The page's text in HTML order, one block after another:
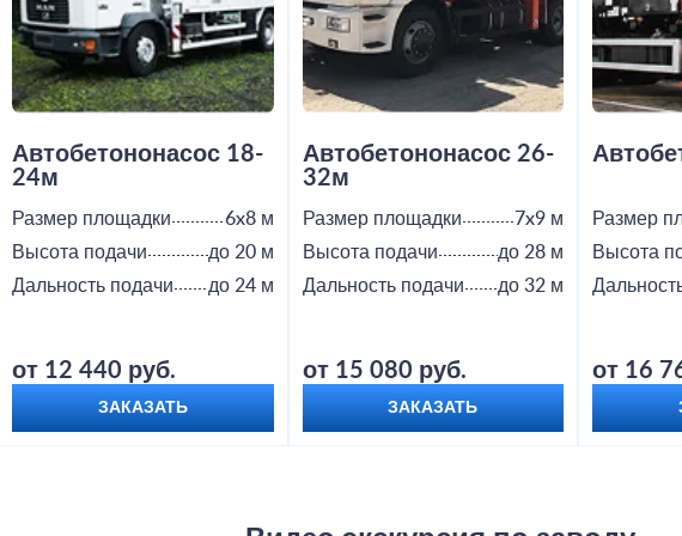
Автобетононасос 18-
24м
Размер площадки
6x8 м
Высота подачи
до 20 м
Дальность подачи
до 24 м
от 12 440 руб.
ЗАКАЗАТЬ
Автобетононасос 26-
32м
Размер площадки
7x9 м
Высота подачи
до 28 м
Дальность подачи
до 32 м
от 15 080 руб.
ЗАКАЗАТЬ
Размер
Высота
от 16